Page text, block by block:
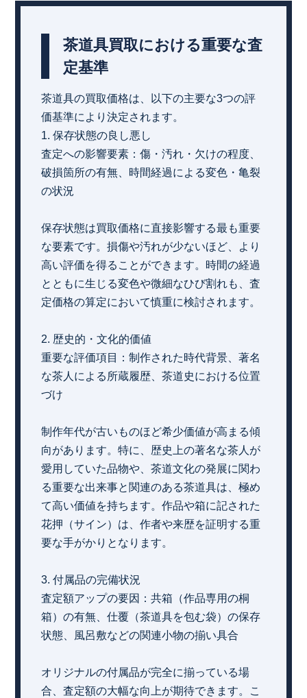
茶道具買取における重要な査
定基準
茶道具の買取価格は、以下の主要な3つの評
価基準により決定されます。
1. 保存状態の良し悪し
査定への影響要素：傷・汚れ・欠けの程度、
破損箇所の有無、時間経過による変色・亀裂
の状況
保存状態は買取価格に直接影響する最も重要
な要素です。損傷や汚れが少ないほど、より
高い評価を得ることができます。時間の経過
とともに生じる変色や微細なひび割れも、査
定価格の算定において慎重に検討されます。
2. 歴史的・文化的価値
重要な評価項目：制作された時代背景、著名
な茶人による所蔵履歴、茶道史における位置
づけ
制作年代が古いものほど希少価値が高まる傾
向があります。特に、歴史上の著名な茶人が
愛用していた品物や、茶道文化の発展に関わ
る重要な出来事と関連のある茶道具は、極め
て高い価値を持ちます。作品や箱に記された
花押（サイン）は、作者や来歴を証明する重
要な手がかりとなります。
3. 付属品の完備状況
査定額アップの要因：共箱（作品専用の桐
箱）の有無、仕覆（茶道具を包む袋）の保存
状態、風呂敷などの関連小物の揃い具合
オリジナルの付属品が完全に揃っている場
合、査定額の大幅な向上が期待できます。こ